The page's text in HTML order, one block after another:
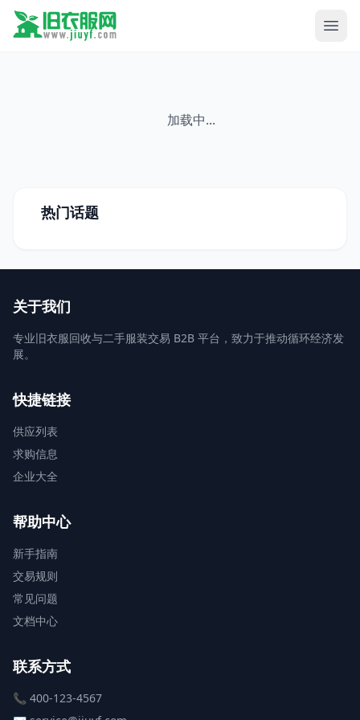
加载中...
热门话题
关于我们
专业旧衣服回收与二手服装交易 B2B 平台，致力于推动循环经济发
展。
快捷链接
供应列表
求购信息
企业大全
帮助中心
新手指南
交易规则
常见问题
文档中心
联系方式
📞 400-123-4567